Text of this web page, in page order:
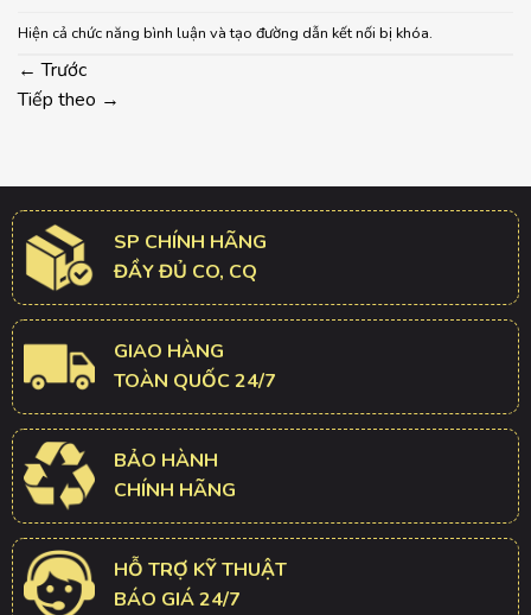
Hiện cả chức năng bình luận và tạo đường dẫn kết nối bị khóa.
← Trước
Tiếp theo →
SP CHÍNH HÃNG
ĐẦY ĐỦ CO, CQ
GIAO HÀNG
TOÀN QUỐC 24/7
BẢO HÀNH
CHÍNH HÃNG
HỖ TRỢ KỸ THUẬT
BÁO GIÁ 24/7